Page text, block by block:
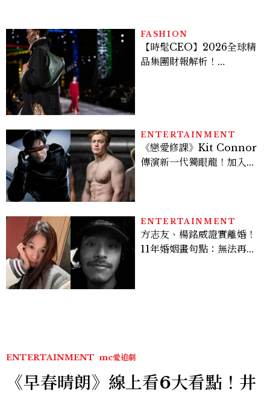
FASHION
【時髦CEO】2026全球精
品集團財報解析！
ENTERTAINMENT
《戀愛修課》Kit Connor
傳演新一代獨眼龍！加入新
ENTERTAINMENT
方志友、楊銘威證實離婚！
11年婚姻畫句點：無法再做
ENTERTAINMENT mc愛追劇
《早春晴朗》線上看6大看點！井